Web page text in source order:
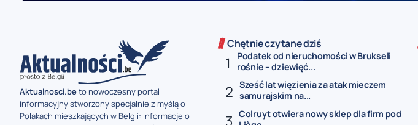
Aktualnosci.beto nowoczesny portal
informacyjny stworzony specjalnie z myślą o
Polakach mieszkających w Belgii: informacje o
Chętnie czytane dziś
Podatek od nieruchomości w Brukseli
rośnie – dziewięć...
Sześć lat więzienia za atak mieczem
samurajskim na...
Colruyt otwiera nowy sklep dla firm pod